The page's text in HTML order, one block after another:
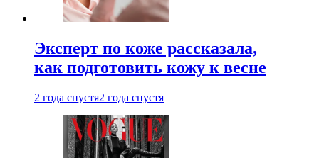
Эксперт по коже рассказала,
как подготовить кожу к весне
2 года спустя2 года спустя